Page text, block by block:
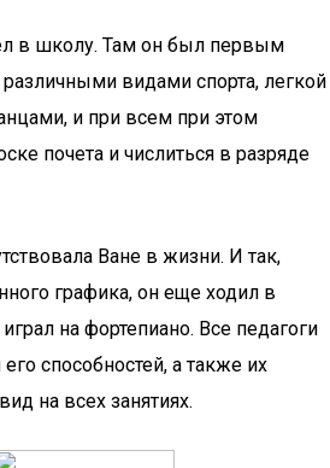
в школу. Там он был первым
видами спорта, легкой
и при всем при этом
почета и числиться в разряде
Ване в жизни. И так,
графика, он еще ходил в
на фортепиано. Все педагоги
способностей, а также их
на всех занятиях.